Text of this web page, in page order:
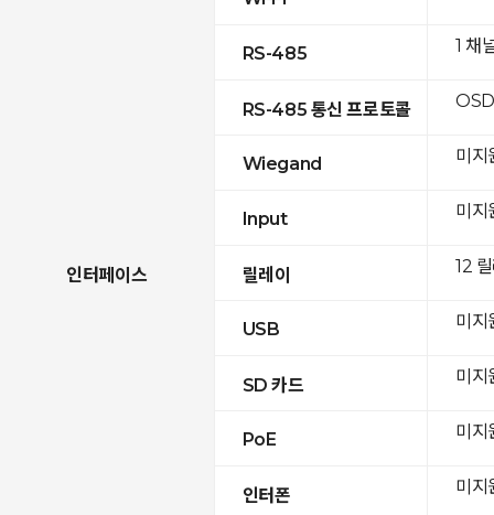
인터페이스
RS-485
RS-485 통신 프로토콜
Wiegand
Input
릴레이
USB
SD 카드
PoE
인터폰
1 채
미지
미지
12
미지
미지
미지
미지